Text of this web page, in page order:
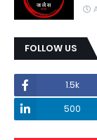
FOLLOW US
1.5k
500